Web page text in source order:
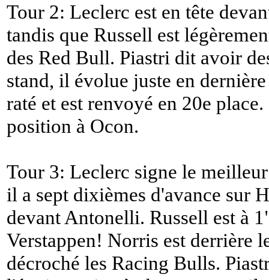
Tour 2: Leclerc est en tête
tandis que Russell est
des Red Bull. Piastri dit avoir
stand, il évolue juste en
raté et est renvoyé en 20e
position à Ocon.
Tour 3: Leclerc signe le
il a sept dixièmes d'avance sur
devant Antonelli. Russell est à
Verstappen! Norris est derrière
décroché les Racing Bulls.